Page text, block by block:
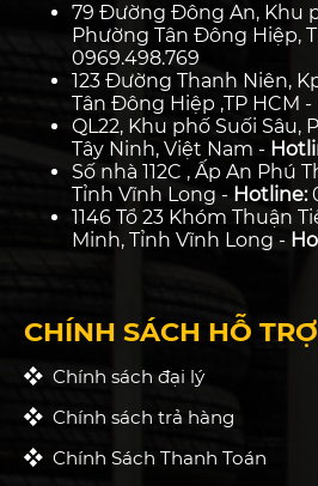
79 Đường Đông An, Khu
Phường Tân Đông Hiệp,
0969.498.769
123 Đường Thanh Niên,
Tân Đông Hiệp ,TP HCM -
QL22, Khu phố Suối Sâu,
Tây Ninh, Việt Nam -
Số nhà 112C , Ấp An Phú
Tỉnh Vĩnh Long - Hotline:
1146 Tổ 23 Khóm Thuận
Minh, Tỉnh Vĩnh Long -
CHÍNH SÁCH HỖ TRỢ
Chính sách đại lý
Chính sách trả hàng
Chính Sách Thanh Toán